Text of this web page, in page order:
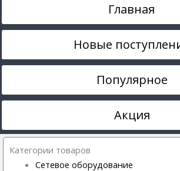
Главная
Новые
Популярное
Акция
Категории товаров
Сетевое оборудование